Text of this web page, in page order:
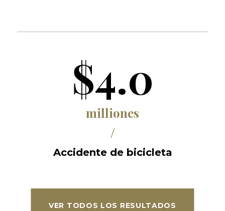
$4.0
milliones
/
Accidente de bicicleta
VER TODOS LOS RESULTADOS